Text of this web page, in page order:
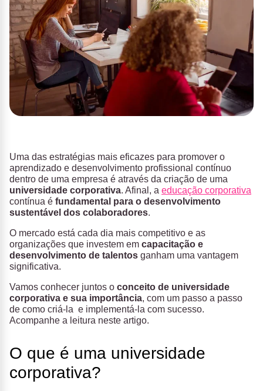
Uma das estratégias mais eficazes para promover o
aprendizado e desenvolvimento profissional contínuo
dentro de uma empresa é através da criação de uma
universidade corporativa. Afinal, a educação corporativa
contínua é fundamental para o desenvolvimento
sustentável dos colaboradores.
O mercado está cada dia mais competitivo e as
organizações que investem em capacitação e
desenvolvimento de talentos ganham uma vantagem
significativa.
Vamos conhecer juntos o conceito de universidade
corporativa e sua importância, com um passo a passo
de como criá-la e implementá-la com sucesso.
Acompanhe a leitura neste artigo.
O que é uma universidade
corporativa?